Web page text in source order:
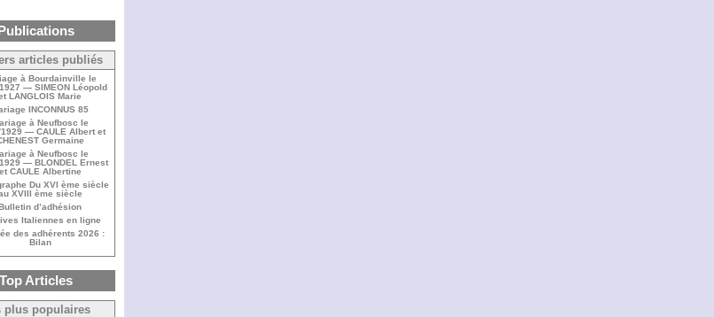
articles publiés
à Bourdainville le
— SIMEON Léopold
LANGLOIS Marie
INCONNUS 85
à Neufbosc le
— CAULE Albert et
Germaine
à Neufbosc le
— BLONDEL Ernest
CAULE Albertine
Du XVI ème siècle
XVIII ème siècle
d’adhésion
Italiennes en ligne
des adhérents 2026 :
Bilan
Articles
plus populaires